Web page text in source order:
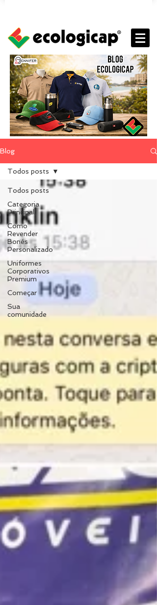
Blog
Todos posts
Categoria
Principal
Como
Revender
Bonés
Personalizado
Uniformes
Corporativos
Premium
Começar
Sua
comunidade
Todos posts